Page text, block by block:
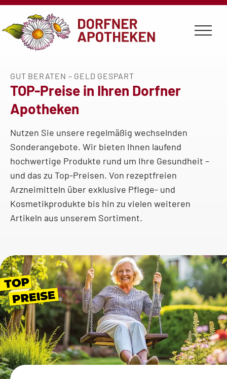
TOP
Preise
-
aktuelle
Angebote
der
Dorfner
Apotheken
GUT BERATEN – GELD GESPART
TOP-Preise in Ihren Dorfner
Apotheken
Nutzen Sie unsere regelmäßig wechselnden
Sonderangebote. Wir bieten Ihnen laufend
hochwertige Produkte rund um Ihre Gesundheit –
und das zu Top-Preisen. Von rezeptfreien
Arzneimitteln über exklusive Pflege- und
Kosmetikprodukte bis hin zu vielen weiteren
Artikeln aus unserem Sortiment.